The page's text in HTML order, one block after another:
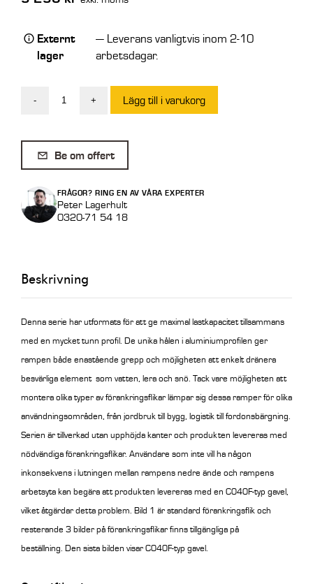
Externt
lager
— Leverans vanligtvis inom 2-10
arbetsdagar.
-
Aluminiumramp
ton/par
2
Std
utan
mängd
+ Lägg till i varukorg
Be om offert
FRÅGOR? RING EN AV VÅRA EXPERTER
Peter Lagerhult
0320-71 54 18
Beskrivning
Denna serie har utformats för att ge maximal lastkapacitet tillsammans
med en mycket tunn profil. De unika hålen i aluminiumprofilen ger
rampen både enastående grepp och möjligheten att enkelt dränera
besvärliga element som vatten, lera och snö. Tack vare möjligheten att
montera olika typer av förankringsflikar lämpar sig dessa ramper för olika
användningsområden, från jordbruk till bygg, logistik till fordonsbärgning.
Serien är tillverkad utan upphöjda kanter och produkten levereras med
nödvändiga förankringsflikar. Användare som inte vill ha någon
inkonsekvens i lutningen mellan rampens nedre ände och rampens
arbetsyta kan begära att produkten levereras med en C040F-typ gavel,
vilket åtgärdar detta problem. Bild 1 är standard förankringsflik och
resterande 3 bilder på förankringsflikar finns tillgängliga på
beställning. Den sista bilden visar C040F-typ gavel.